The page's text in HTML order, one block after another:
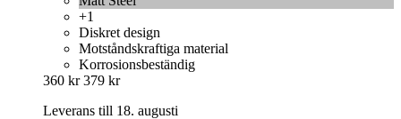
+1
Diskret design
Motståndskraftiga material
Korrosionsbeständig
360 kr 379 kr
Leverans till 18. augusti